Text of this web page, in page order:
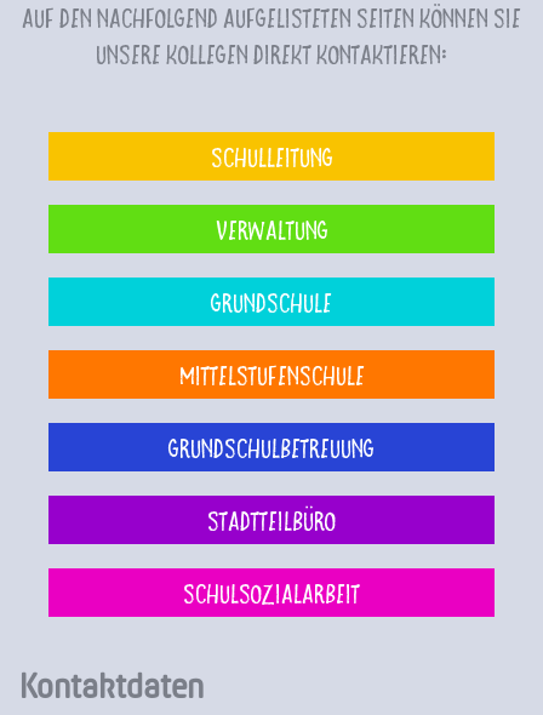
Auf den nachfolgend aufgelisteten Seiten können Sie
unsere Kollegen direkt kontaktieren:
Schulleitung
Verwaltung
Grundschule
Mittelstufenschule
Grundschulbetreuung
Stadtteilbüro
Schulsozialarbeit
Kontaktdaten